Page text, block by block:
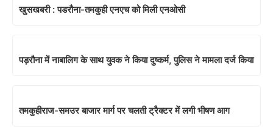
खुसखबरी : पडरौना-तमकुही एनएच को मिली एनओसी
पड़रौना में नाबालिग के साथ युवक ने किया दुष्कर्म, पुलिस ने मामला दर्ज किया
तमकुहीराज-समउर बाजार मार्ग पर चलती ट्रैक्टर में लगी भीषण आग